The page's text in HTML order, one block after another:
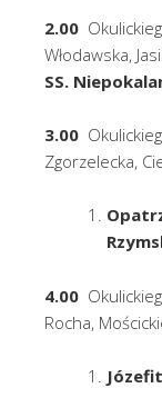
2.00
Włodawska,
SS.
3.00
Zgorzelecka,
4.00
Rocha,